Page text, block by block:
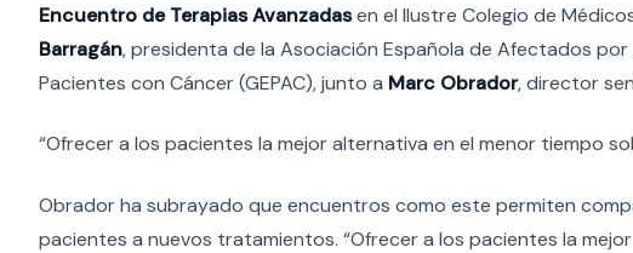
Encuentro de Terapias Avanzadasen el Ilustre Colegio de
Barragán, presidenta de la Asociación Española de Afectados por
Pacientes con Cáncer (GEPAC), junto a Marc Obrador, director
“Ofrecer a los pacientes la mejor alternativa en el menor tiempo
Obrador ha subrayado que encuentros como este permiten
pacientes a nuevos tratamientos. “Ofrecer a los pacientes la